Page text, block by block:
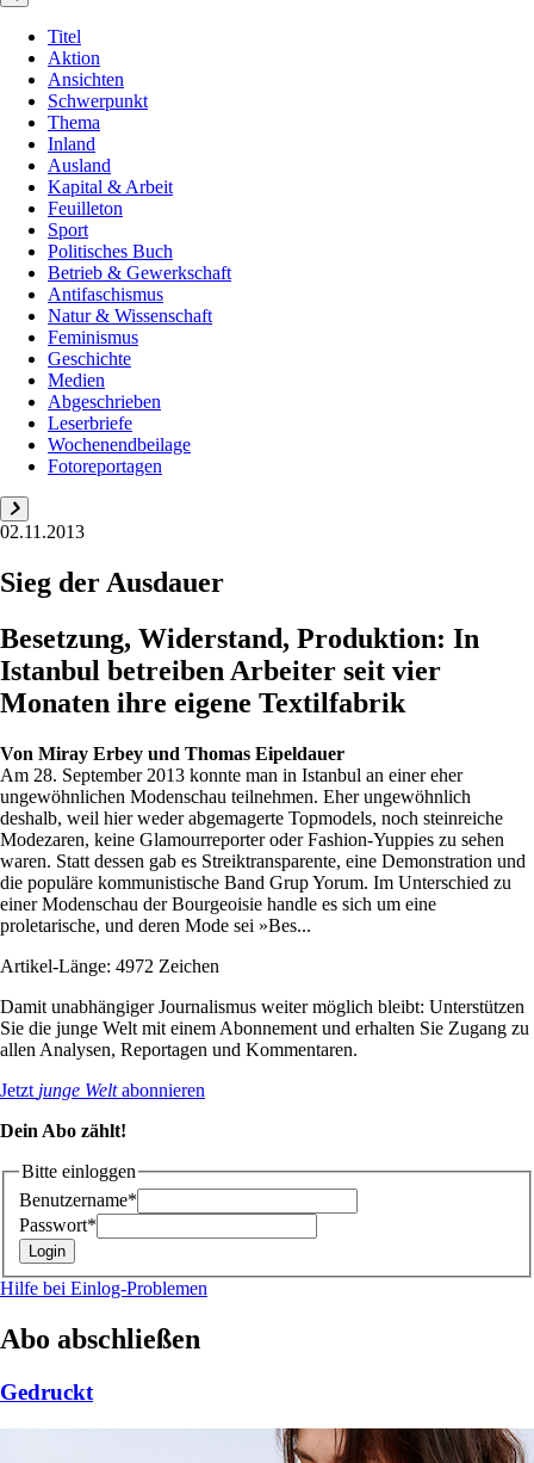
Titel
Aktion
Ansichten
Schwerpunkt
Thema
Inland
Ausland
Kapital & Arbeit
Feuilleton
Sport
Politisches Buch
Betrieb & Gewerkschaft
Antifaschismus
Natur & Wissenschaft
Feminismus
Geschichte
Medien
Abgeschrieben
Leserbriefe
Wochenendbeilage
Fotoreportagen
02.11.2013
Sieg der Ausdauer
Besetzung, Widerstand, Produktion: In
Istanbul betreiben Arbeiter seit vier
Monaten ihre eigene Textilfabrik
Von Miray Erbey und Thomas Eipeldauer
Am 28. September 2013 konnte man in Istanbul an einer eher
ungewöhnlichen Modenschau teilnehmen. Eher ungewöhnlich
deshalb, weil hier weder abgemagerte Topmodels, noch steinreiche
Modezaren, keine Glamourreporter oder Fashion-Yuppies zu sehen
waren. Statt dessen gab es Streiktransparente, eine Demonstration und
die populäre kommunistische Band Grup Yorum. Im Unterschied zu
einer Modenschau der Bourgeoisie handle es sich um eine
proletarische, und deren Mode sei »Bes...
Artikel-Länge: 4972 Zeichen
Damit unabhängiger Journalismus weiter möglich bleibt: Unterstützen
Sie die junge Welt mit einem Abonnement und erhalten Sie Zugang zu
allen Analysen, Reportagen und Kommentaren.
Jetzt junge Weltabonnieren
Dein Abo zählt!
Bitte einloggen
Benutzername*
Passwort*
Hilfe bei Einlog-Problemen
Abo abschließen
Gedruckt